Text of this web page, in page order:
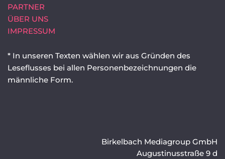
PARTNER
ÜBER UNS
IMPRESSUM
* In unseren Texten wählen wir aus Gründen des
Leseflusses bei allen Personenbezeichnungen die
männliche Form.
Birkelbach Mediagroup GmbH
Augustinusstraße 9 d